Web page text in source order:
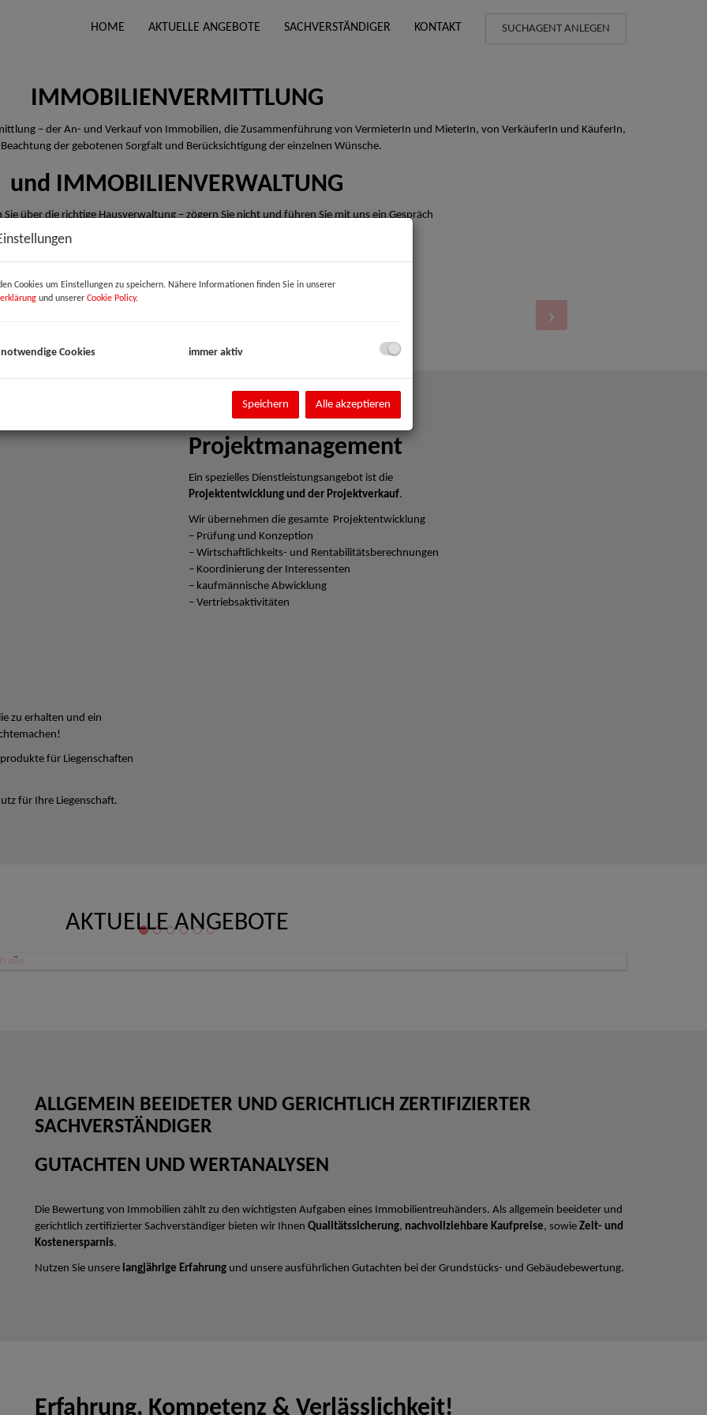
HOME AKTUELLE ANGEBOTE SACHVERSTÄNDIGER KONTAKT SUCHAGENT ANLEGEN
IMMOBILIENVERMITTLUNG
– der An- und Verkauf von Immobilien, die Zusammenführung von VermieterIn und MieterIn, von VerkäuferIn und KäuferIn,
der gebotenen Sorgfalt und Berücksichtigung der einzelnen Wünsche.
und IMMOBILIENVERWALTUNG
über die richtige Hausverwaltung – zögern Sie nicht und führen Sie mit uns ein Gespräch
Projektmanagement
Ein spezielles Dienstleistungsangebot ist die
Projektentwicklung und der Projektverkauf.
Wir übernehmen die gesamte Projektentwicklung
– Prüfung und Konzeption
– Wirtschaftlichkeits- und Rentabilitätsberechnungen
– Koordinierung der Interessenten
– kaufmännische Abwicklung
– Vertriebsaktivitäten
zu erhalten und ein
für Liegenschaften
für Ihre Liegenschaft.
AKTUELLE ANGEBOTE
ALLGEMEIN BEEIDETER UND GERICHTLICH ZERTIFIZIERTER
SACHVERSTÄNDIGER
GUTACHTEN UND WERTANALYSEN
Die Bewertung von Immobilien zählt zu den wichtigsten Aufgaben eines Immobilientreuhänders. Als allgemein beeideter und
gerichtlich zertifizierter Sachverständiger bieten wir Ihnen Qualitätssicherung, nachvollziehbare Kaufpreise, sowie Zeit- und
Kostenersparnis.
Nutzen Sie unsere langjährige Erfahrung und unsere ausführlichen Gutachten bei der Grundstücks- und Gebäudebewertung.
Erfahrung, Kompetenz & Verlässlichkeit!
Cookies um Einstellungen zu speichern. Nähere Informationen finden Sie in unserer
und unserer Cookie Policy.
Cookies immer aktiv
Speichern Alle akzeptieren